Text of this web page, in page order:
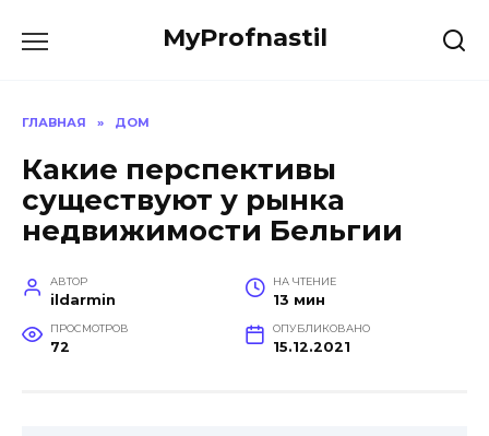
MyProfnastil
ГЛАВНАЯ » ДОМ
Какие перспективы
существуют у рынка
недвижимости Бельгии
АВТОР
ildarmin
НА ЧТЕНИЕ
13 мин
ПРОСМОТРОВ
72
ОПУБЛИКОВАНО
15.12.2021